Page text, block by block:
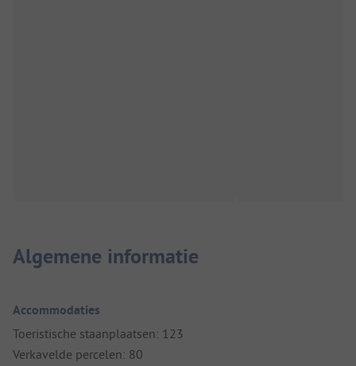
Algemene informatie
Accommodaties
Toeristische staanplaatsen: 123
Verkavelde percelen: 80